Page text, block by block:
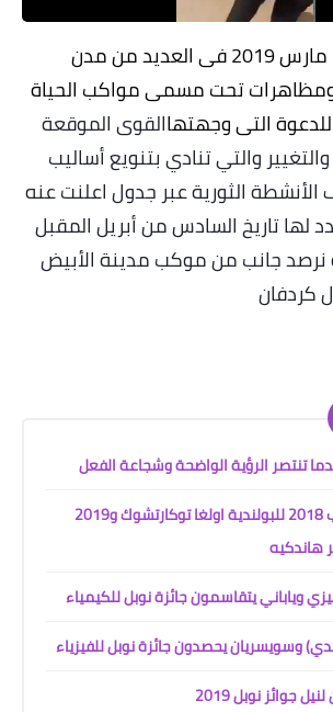
مواضيع عامة
انتظمت اليوم 28 مارس 2019 فى العديد من مدن
تحت مسمى مواكب الحياة
التى وجهتهاالقوى الموقعة
والتي تنادي بتنويع أساليب
الثورية عبر جدول اعلنت عنه
تاريخ السادس من أبريل المقبل
نرصد جانب من موكبمدينة الأبيض
كردفان
تنتصر الرؤية الواضحة وشجاعة الفعل
نوبل في الادب 2018 للبولندية اولغا توكارتشوك و2019
هاندكيه
وياباني يتقاسمون جائزة نوبل للكيمياء
وسويسريان يحصدون جائزة نوبل للفيزياء
جوائز نوبل 2019